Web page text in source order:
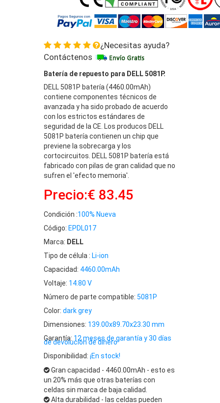
¿Necesitas ayuda?
Contáctenos
Batería de repuesto para DELL 5081P.
DELL 5081P batería (4460.00mAh)
contiene componentes técnicos de
avanzada y ha sido probado de acuerdo
con los estrictos estándares de
seguridad de la CE. Los producos DELL
5081P batería contienen un chip que
previene la sobrecarga y los
cortocircuitos. DELL 5081P batería está
fabricado con pilas de gran calidad que no
sufren el 'efecto memoria'.
Precio:€ 83.45
Condición :100% Nueva
Código: EPDL017
Marca: DELL
Tipo de célula : Li-ion
Capacidad: 4460.00mAh
Voltaje: 14.80 V
Número de parte compatible: 5081P
Color: dark grey
Dimensiones: 139.00x89.70x23.30 mm
Garantía: 12 meses de garantía y 30 días
de devolución de dinero
Disponibilidad: ¡En stock!
Gran capacidad - 4460.00mAh - esto es
un 20% más que otras baterías con
celdas sin marca de baja calidad.
Alta durabilidad - las celdas pueden